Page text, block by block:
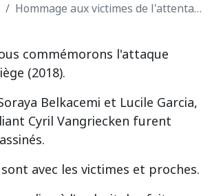
Hommage aux victimes de l'attentat de Liège
commémorons l'attaque
(2018).
Belkacemi et Lucile Garcia,
Cyril Vangriecken furent
avec les victimes et proches.